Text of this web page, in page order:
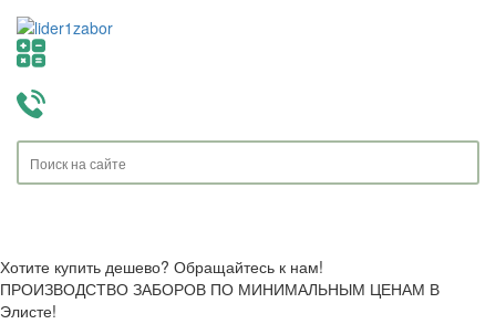
Хотите купить дешево? Обращайтесь к нам!
ПРОИЗВОДСТВО ЗАБОРОВ ПО МИНИМАЛЬНЫМ ЦЕНАМ В
Элисте!